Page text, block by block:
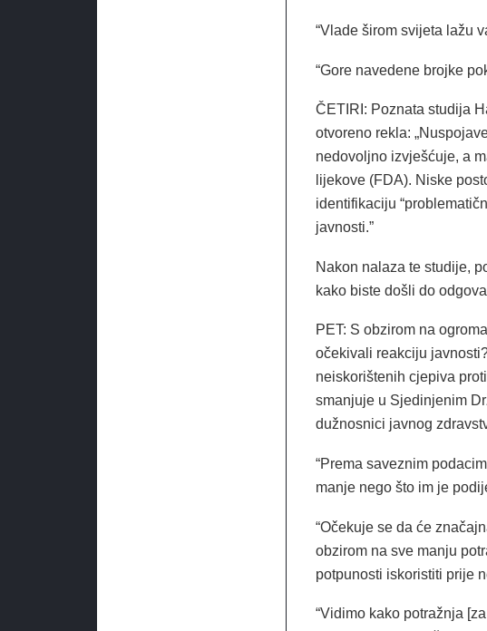
“Vlade širom svijeta lažu
“Gore navedene brojke
ČETIRI: Poznata studija
otvoreno rekla:
nedovoljno izvješćuje, a
lijekove (FDA). Niske
identifikaciju
javnosti.”
Nakon nalaza te studije,
kako biste došli do
PET: S obzirom na
očekivali reakciju
neiskorištenih cjepiva
smanjuje u Sjedinjenim
dužnosnici javnog
“Prema saveznim
manje nego što im je
“Očekuje se da će
obzirom na sve manju
potpunosti iskoristiti prije
“Vidimo kako potražnja